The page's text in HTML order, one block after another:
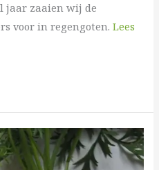
jaar zaaien wij de
voor in regengoten.Lees